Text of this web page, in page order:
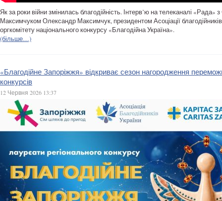
Як за роки війни змінилась благодійність. Інтерв’ю на телеканалі «Рада»
Максимчуком Олександр Максимчук, президентом Асоціації
оргкомітету національного конкурсу «Благодійна Україна».
(більше…)
«Благодійне Запоріжжя» відкриває сезон нагородження
конкурсів
12 Червня 2026 13:37